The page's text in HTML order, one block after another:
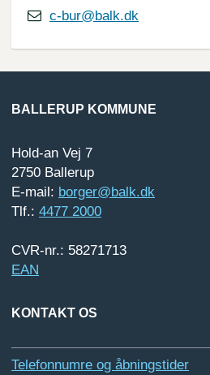
c-bur@balk.dk
BALLERUP KOMMUNE
Hold-an Vej 7
2750 Ballerup
E-mail: borger@balk.dk
Tlf.: 4477 2000
CVR-nr.: 58271713
EAN
KONTAKT OS
Telefonnumre og åbningstider